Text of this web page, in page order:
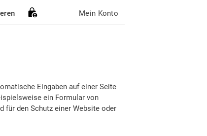
Mein Konto
Eingaben auf einer Seite
ein Formular von
für den Schutz einer Website oder